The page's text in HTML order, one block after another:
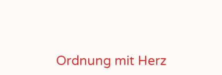
Ordnung mit Herz